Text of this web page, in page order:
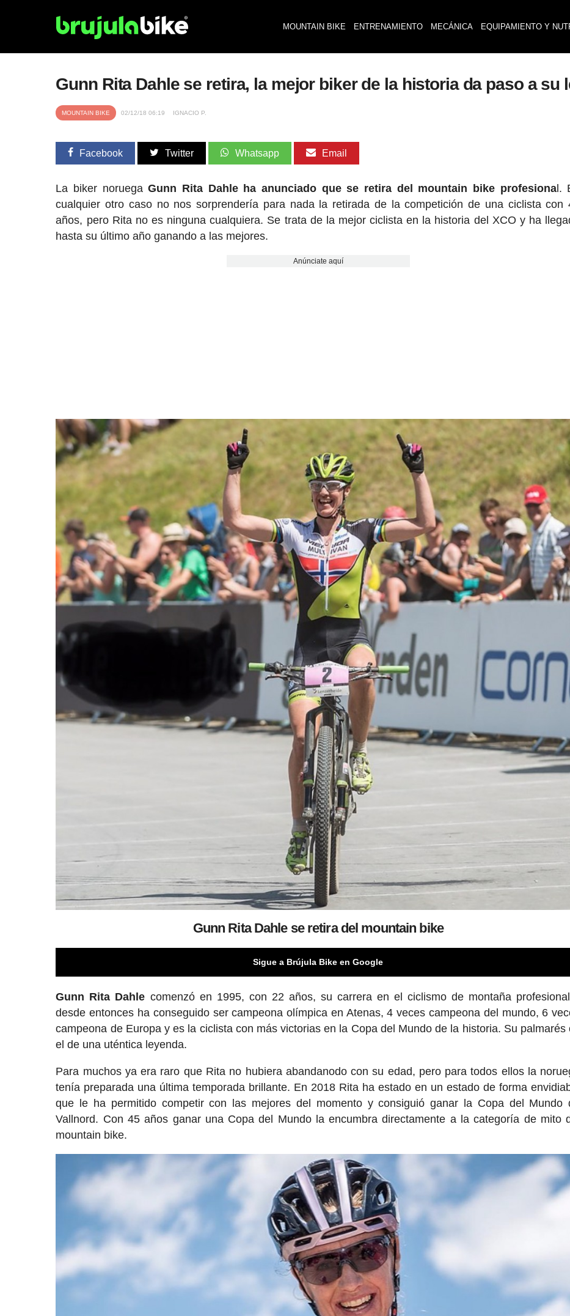
MOUNTAIN BIKE ENTRENAMIENTO MECÁNICA EQUIPAMIENTO Y
Gunn Rita Dahle se retira, la mejor biker de la historia da paso a su
MOUNTAIN BIKE 02/12/18 06:19 IGNACIO P.
Facebook Twitter Whatsapp Email
La biker noruegaGunn Rita Dahle ha anunciado que se retira del mountain bike profesional.
cualquier otro caso no nos sorprendería para nada la retirada de la competición de una ciclista con
años, pero Rita no es ninguna cualquiera. Se trata de la mejor ciclista en la historia del XCO y ha
hasta su último año ganando a las mejores.
Anúnciate aquí
Gunn Rita Dahle se retira del mountain bike
Sigue a Brújula Bike en Google
Gunn Rita Dahle comenzó en 1995, con 22 años, su carrera en el ciclismo de montaña
desde entonces ha conseguido ser campeona olímpica en Atenas, 4 veces campeona del mundo, 6
campeona de Europa y es la ciclista con más victorias en la Copa del Mundo de la historia. Su palmarés
el de una uténtica leyenda.
Para muchos ya era raro que Rita no hubiera abandanodo con su edad, pero para todos ellos la
tenía preparada una última temporada brillante. En 2018 Rita ha estado en un estado de forma
que le ha permitido competir con las mejores del momento y consiguió ganar la Copa del Mundo
Vallnord. Con 45 años ganar una Copa del Mundo la encumbra directamente a la categoría de mito
mountain bike.